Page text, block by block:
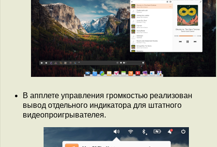
В апплете управления громкостью реализован
вывод отдельного индикатора для штатного
видеопроигрывателея.